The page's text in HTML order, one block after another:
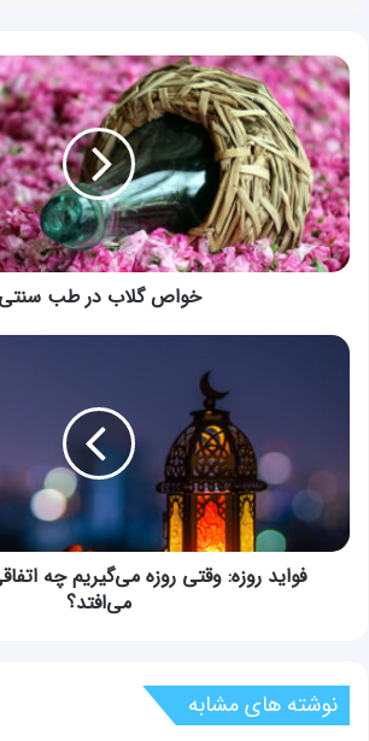
خواص
گلاب
در
طب
سنتی
خواص گلاب در طب سنتی
فواید
اتفاقی
برای
بدن
فواید روزه: وقتی روزه می‌گیریم چه
می‌افتد؟
نوشته های مشابه